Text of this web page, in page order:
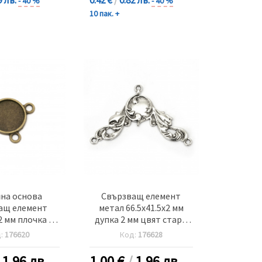
10 пак. +
основа
елемент
мм плочка 12
2 мм цвят
-20 броя
176620
Свързващ елемент
метал 66.5x41.5x2 мм
дупка 2 мм цвят старо
сребро 4 броя
Код: 176628